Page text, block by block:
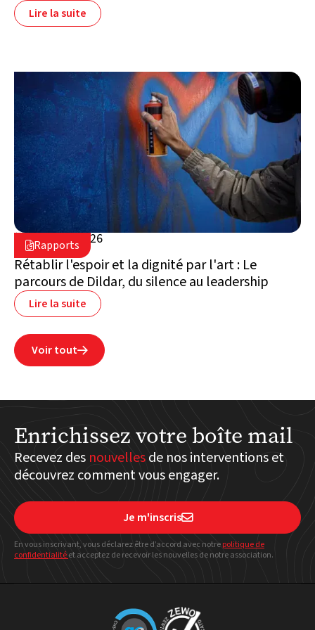
Lire la suite
Rapports
28 janvier 2026
Suisse
Rétablir l'espoir et la dignité par l'art : Le
parcours de Dildar, du silence au leadership
Lire la suite
Voir tout
Enrichissez votre boîte mail
Recevez des nouvellesde nos interventions et
découvrez comment vous engager.
Je m'inscris
En vous inscrivant, vous déclarez être d’accord avec notrepolitiquede
confidentialitéet acceptez de recevoir les nouvelles de notre association.